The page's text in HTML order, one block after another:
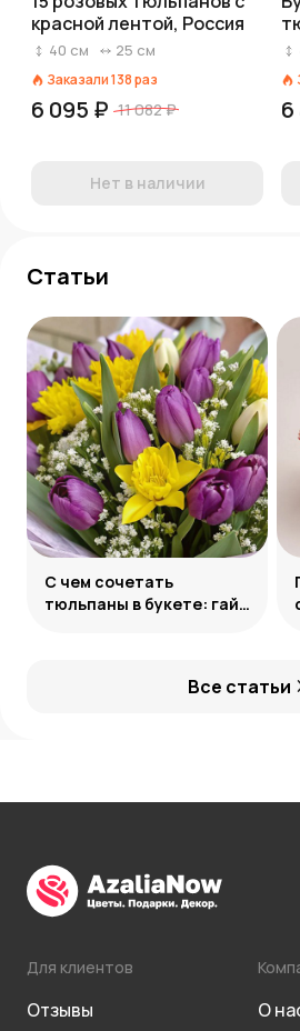
красной лентой, Россия
40 см 25 см
Заказали138раз
6 095 ₽ 11 082 ₽
Нет в наличии
6
Статьи
Все статьи
С чем сочетать
тюльпаны в букете: гайд
Для клиентов
Отзывы
О